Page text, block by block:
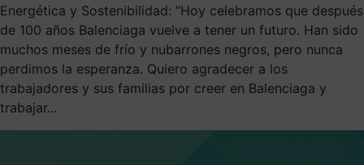
Energética y Sostenibilidad: “Hoy celebramos que después
de 100 años Balenciaga vuelve a tener un futuro. Han sido
muchos meses de frío y nubarrones negros, pero nunca
perdimos la esperanza. Quiero agradecer a los
trabajadores y sus familias por creer en Balenciaga y
trabajar...